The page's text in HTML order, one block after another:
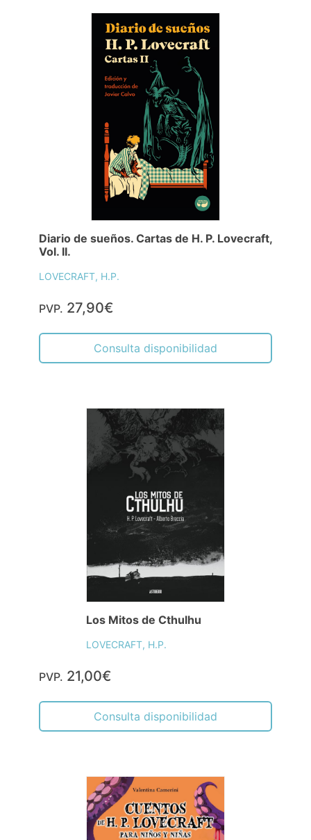
Diario de sueños. Cartas de H. P. Lovecraft,
Vol. II.
LOVECRAFT, H.P.
PVP. 27,90€
Consulta disponibilidad
Los Mitos de Cthulhu
LOVECRAFT, H.P.
PVP. 21,00€
Consulta disponibilidad